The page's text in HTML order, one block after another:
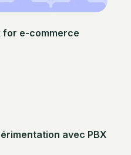
for e-commerce
avec PBX